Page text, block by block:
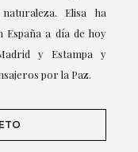
Elisa ha
a día de hoy
y Estampa y
por la Paz.